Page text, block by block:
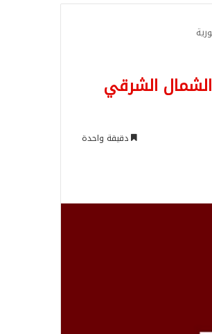
الشمال الشرقي
دقيقة واحدة